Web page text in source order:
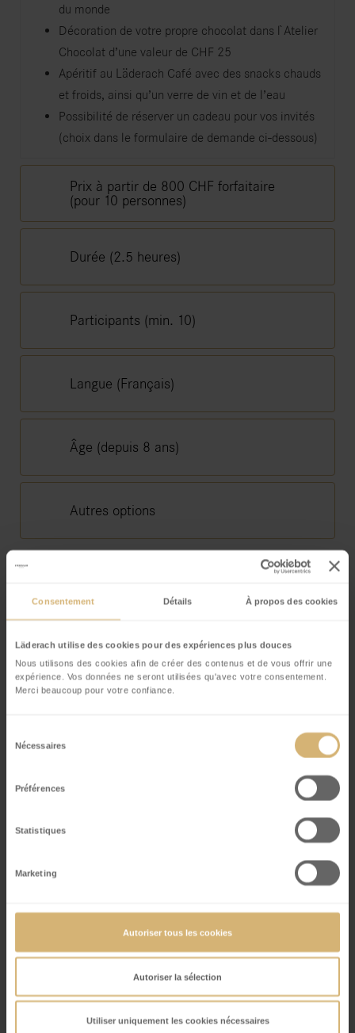
Consentement Détails À propos des cookies
Läderach utilise des cookies pour des expériences plus douces
Nous utilisons des cookies afin de créer des contenus et de vous offrir une
expérience. Vos données ne seront utilisées qu'avec votre consentement.
Merci beaucoup pour votre confiance.
du
Nécessaires
Préférences
Statistiques
Marketing
Autoriser tous les cookies
Autoriser la sélection
Utiliser uniquement les cookies nécessaires
du monde
Décoration de votre propre chocolat dans l`Atelier
Chocolat d’une valeur de CHF 25
Apéritif au Läderach Café avec des snacks chauds
et froids, ainsi qu’un verre de vin et de l’eau
Possibilité de réserver un cadeau pour vos invités
(choix dans le formulaire de demande ci-dessous)
Prix à partir de 800 CHF forfaitaire
(pour 10 personnes)
Durée (2.5 heures)
Participants (min. 10)
Langue (Français)
Âge (depuis 8 ans)
Autres options
Nous nous réjouissons de votre demande!
Website *
Prénom
Code postal / Lieu